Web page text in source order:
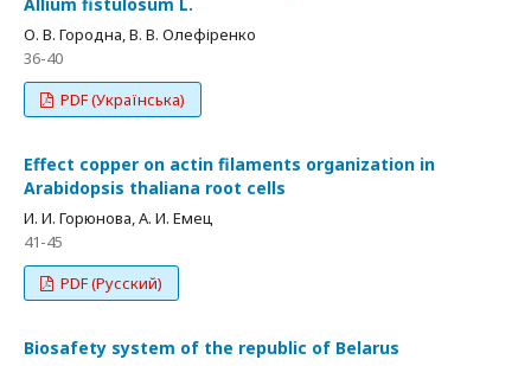
О. В. Городна, В. В. Олефіренко
36-40
PDF (Українська)
Effect copper on actin filaments organization in
Arabidopsis thaliana root cells
И. И. Горюнова, А. И. Емец
41-45
PDF (Русский)
Biosafety system of the republic of Belarus